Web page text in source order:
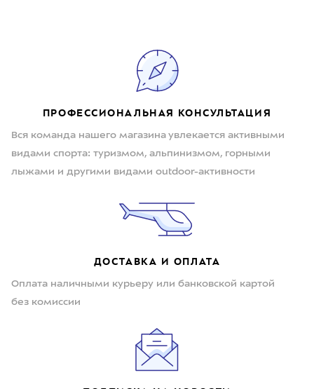
ПРОФЕССИОНАЛЬНАЯ КОНСУЛЬТАЦИЯ
Вся команда нашего магазина увлекается активными
видами спорта: туризмом, альпинизмом, горными
лыжами и другими видами outdoor-активности
ДОСТАВКА И ОПЛАТА
Оплата наличными курьеру или банковской картой
без комиссии